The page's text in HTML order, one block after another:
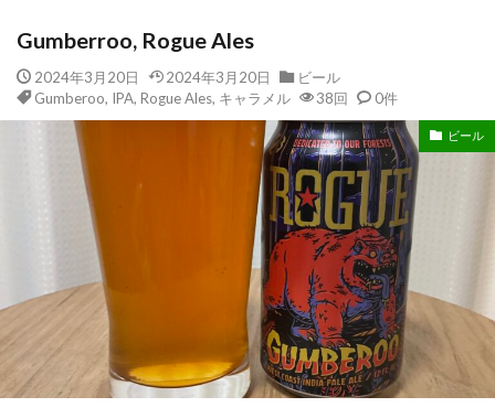
Gumberroo, Rogue Ales
2024年3月20日 2024年3月20日
ビール
Gumberoo, IPA, Rogue Ales, キャラメル 38回 0件
ビール